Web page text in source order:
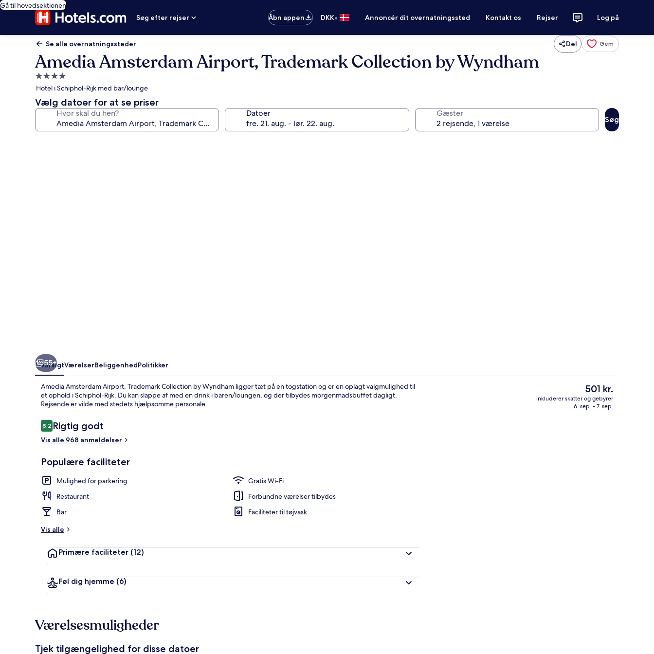
Gå til hovedsektionen
Søg efter rejser
Åbn appen DKK• Annoncér dit overnatningssted Kontakt os Rejser Log på
Se alle overnatningssteder Del Gem
Amedia Amsterdam Airport, Trademark Collection by Wyndham
4.0-
stjernet
overnatningssted
Hotel i Schiphol-Rijk med bar/lounge
Vælg datoer for at se priser
Hvor skal du hen? Datoer Gæster
Søg
Facilitet på overnatningsstedet
55+
OversigtVærelserBeliggenhedPolitikker
Amedia Amsterdam Airport, Trademark Collection by Wyndham ligger tæt på en togstation og er en oplagt valgmulighed til
et ophold i Schiphol-Rijk. Du kan slappe af med en drink i baren/loungen, og der tilbydes morgenmadsbuffet dagligt.
Rejsende er vilde med stedets hjælpsomme personale.
Anmeldelser
8,28,2 ud af 10.
Rigtig godt
Vis alle 968 anmeldelser
Populære faciliteter
Mulighed for parkering
Gratis Wi-Fi
Restaurant
Forbundne værelser tilbydes
Bar
Faciliteter til tøjvask
Vis alle
Primære faciliteter (12)
Føl dig hjemme (6)
Den
nuværende
pris
501 kr.
inkluderer skatter og gebyrer
6. sep. - 7. sep.
Værelsesmuligheder
Tjek tilgængelighed for disse datoer